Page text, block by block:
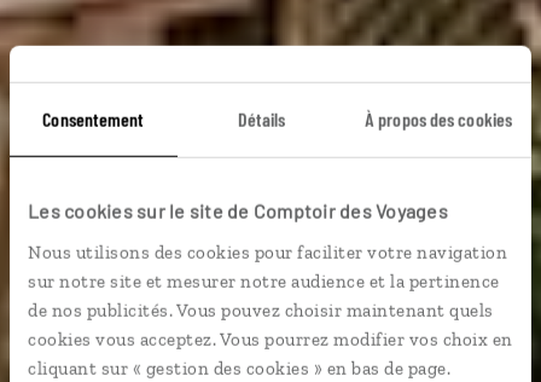
Consentement Détails À propos des cookies
Les cookies sur le site de Comptoir des Voyages
Nous utilisons des cookies pour faciliter votre navigation
sur notre site et mesurer notre audience et la pertinence
de nos publicités. Vous pouvez choisir maintenant quels
cookies vous acceptez. Vous pourrez modifier vos choix en
cliquant sur « gestion des cookies » en bas de page.
Une fusée pour la
canopée
Autotour complet en Guyane : Kourou, marais de Kaw,
Maroni…